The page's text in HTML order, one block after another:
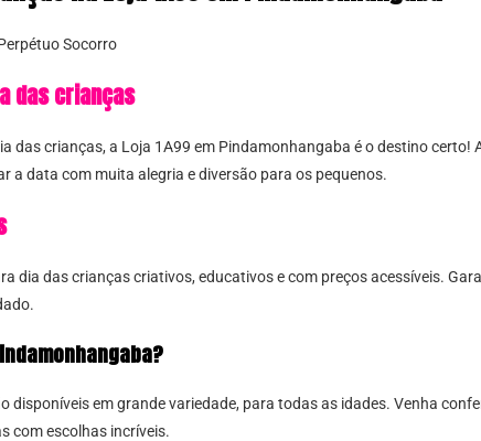
Socorro
das crianças
das crianças, a Loja 1A99 em Pindamonhangaba é o destino certo!
a data com muita alegria e diversão para os pequenos.
dia das crianças criativos, educativos e com preços acessíveis.
disponíveis em grande variedade, para todas as idades. Venha
com escolhas incríveis.